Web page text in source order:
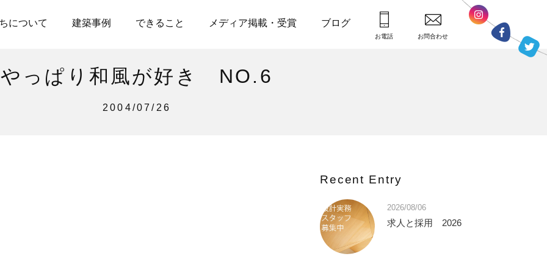
について 建築事例 できること メディア掲載・受賞 ブログ
お電話 お問合わせ
やっぱり和風が好き NO.6
2004/07/26
Recent Entry
2026/08/06
求人と採用 2026